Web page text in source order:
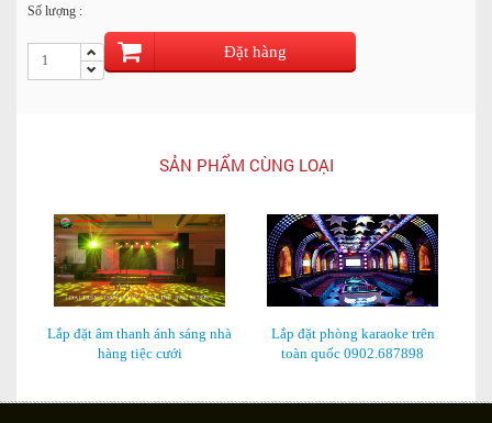
Số lượng :
Đặt hàng
SẢN PHẨM CÙNG LOẠI
Lắp đặt âm thanh ánh sáng nhà
hàng tiệc cưới
Lắp đặt phòng karaoke trên
toàn quốc 0902.687898